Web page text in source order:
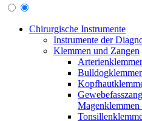
Chirurgische Instrumente
Instrumente der
Klemmen und Zangen